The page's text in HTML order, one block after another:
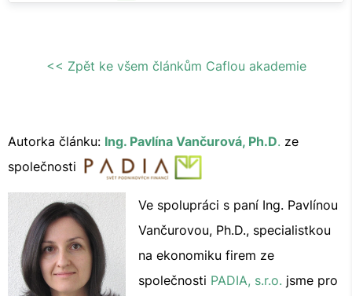
<< Zpět ke všem článkům Caflou akademie
Autorka článku: Ing. Pavlína Vančurová, Ph.D. ze
společnosti
Ve spolupráci s paní Ing. Pavlínou
Vančurovou, Ph.D., specialistkou
na ekonomiku firem ze
společnosti PADIA, s.r.o. jsme pro